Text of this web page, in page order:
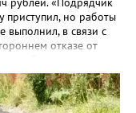
приступил, но работы
выполнил, в связи с
отказе от
приняла
недобросовестных
подрядчик будет два